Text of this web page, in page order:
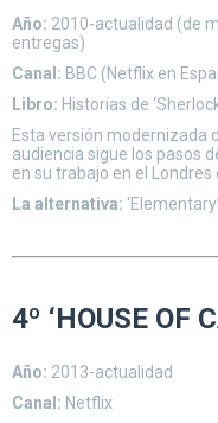
Año: 2010-actualidad (de
entregas)
Canal: BBC (Netflix en
Libro: Historias de
Esta versión modernizada
audiencia sigue los pasos
en su trabajo en el Londres
La alternativa: ‘Elementary’
4º ‘HOUSE OF
Año: 2013-actualidad
Canal: Netflix